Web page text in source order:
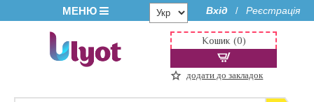
МЕНЮ Вхід / Реєстрація
Кошик (0)
додати до закладок